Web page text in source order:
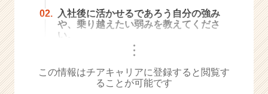
キ
ャ
h
e
02.
入社後に活かせるであろう自分の強み
や、乗り越えたい弱みを教えてくださ
い。
・・・
この情報はチアキャリアに登録すると閲覧す
ることが可能です